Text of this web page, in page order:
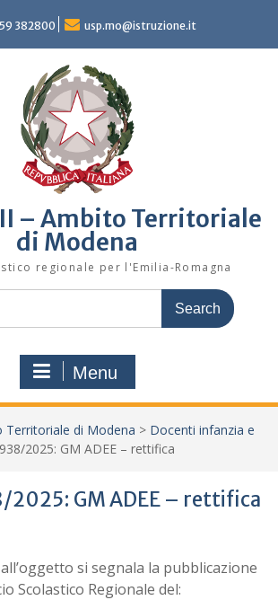
382800 usp.mo@istruzione.it
– Ambito Territoriale
di Modena
regionale per l'Emilia-Romagna
Menu
Territoriale di Modena > Docenti infanzia e
2025: GM ADEE – rettifica
2025: GM ADEE – rettifica
si segnala la pubblicazione
Scolastico Regionale del: